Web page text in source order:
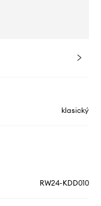
klasický
RW24-KDD010